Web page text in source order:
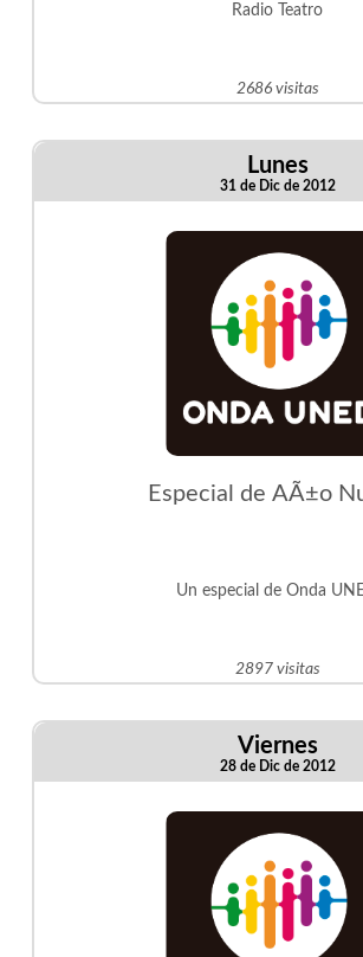
Radio Teatro
2686 visitas
Lunes
31 de Dic de 2012
Especial de AÃ±o
Un especial de Onda
2897 visitas
Viernes
28 de Dic de 2012